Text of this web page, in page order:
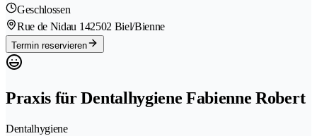
Geschlossen
Rue de Nidau 142502 Biel/Bienne
Termin reservieren
Praxis für Dentalhygiene Fabienne Robert
Dentalhygiene